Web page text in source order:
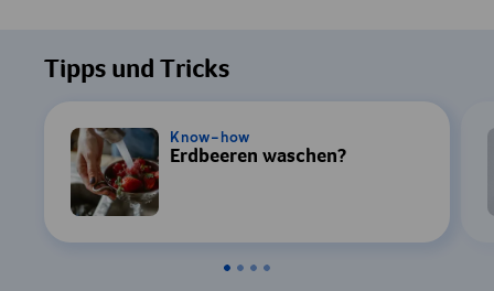
Tipps und Tricks
Know-how
Erdbeeren waschen?